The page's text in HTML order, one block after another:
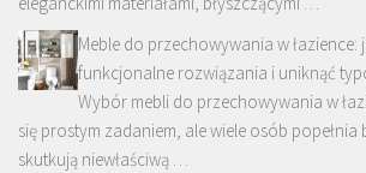
Meble do przechowywania w łazience:
funkcjonalne rozwiązania i uniknąć
Wybór mebli do przechowywania w
się prostym zadaniem, ale wiele osób popełnia
skutkują niewłaściwą …